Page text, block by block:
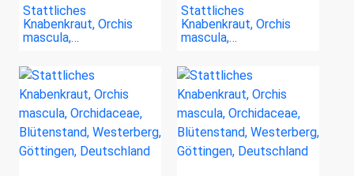
Stattliches
Knabenkraut, Orchis
mascula,…
Stattliches
Knabenkraut, Orchis
mascula,…